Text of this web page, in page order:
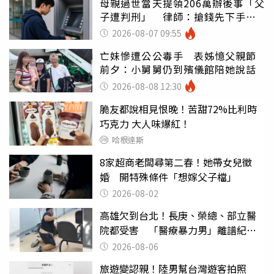
子遭判刑」 律師：搶錢先下手是
罪 2026-08-07 09:55
亡妹慘遭公公毒手 表姊憶父親節
前夕：小舅舅仍到殯儀館陪她說話
2026-08-08 12:30
脆友都說相見恨晚！苦甜72%比利時
巧克力 大人味爆紅！
哈根達斯
8家超商老闆尋第二春！她帶女兒徵
婚 開特殊條件「想嫁父子檔」
2026-08-02
高雄欠到台北！長庚、榮總、部立醫
院都受害 「醫療暴力男」離譜紀錄
曝光2026-08-06
旅遊變認親！陸男幫台灣遊客拍照